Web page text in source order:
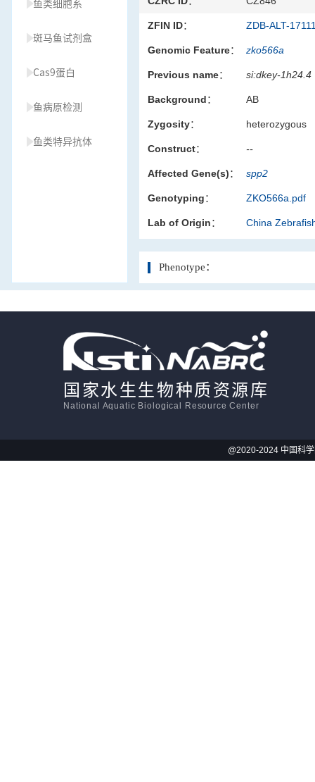
鱼类细胞系
斑马鱼试剂盒
Cas9蛋白
鱼病原检测
鱼类特异抗体
ZFIN ID： ZDB-ALT-
Genomic Feature： zko566a
Previous name： si:dkey-1h24.4
Background： AB
Zygosity： heterozygous
Construct： --
Affected Gene(s)： spp2
Genotyping： ZKO566a.pdf
Lab of Origin： China
Phenotype：
国家水生生物种质资源库
National Aquatic Biological Resource Center
@2020-2024 中国科